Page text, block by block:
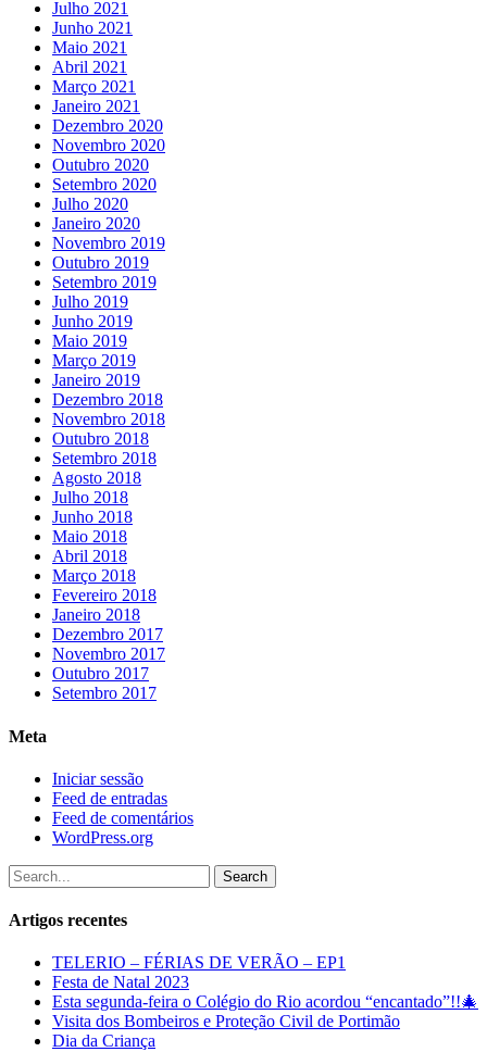
Julho 2021
Junho 2021
Maio 2021
Abril 2021
Março 2021
Janeiro 2021
Dezembro 2020
Novembro 2020
Outubro 2020
Setembro 2020
Julho 2020
Janeiro 2020
Novembro 2019
Outubro 2019
Setembro 2019
Julho 2019
Junho 2019
Maio 2019
Março 2019
Janeiro 2019
Dezembro 2018
Novembro 2018
Outubro 2018
Setembro 2018
Agosto 2018
Julho 2018
Junho 2018
Maio 2018
Abril 2018
Março 2018
Fevereiro 2018
Janeiro 2018
Dezembro 2017
Novembro 2017
Outubro 2017
Setembro 2017
Meta
Iniciar sessão
Feed de entradas
Feed de comentários
WordPress.org
Search
Artigos recentes
TELERIO – FÉRIAS DE VERÃO – EP1
Festa de Natal 2023
Esta segunda-feira o Colégio do Rio acordou “encantado”!!🎄
Visita dos Bombeiros e Proteção Civil de Portimão
Dia da Criança